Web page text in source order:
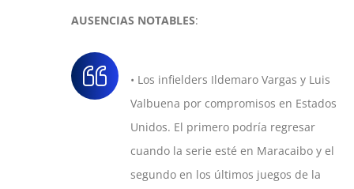
AUSENCIAS NOTABLES:
• Los infielders Ildemaro Vargas y Luis
Valbuena por compromisos en Estados
Unidos. El primero podría regresar
cuando la serie esté en Maracaibo y el
segundo en los últimos juegos de la